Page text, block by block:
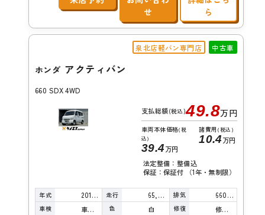
せ
ら
泉北店軽バン専門店 中古車
ホンダ アクティバン
660 SDX 4WD
支払総額(税込)49.8万円
車両本体価格(税
込)
39.4万円
諸費用 (税込)
10.4万円
法定整備：整備込
保証：保証付 （1年・無制限）
年式 2014年 走行 65,000km 排気 660cc
車検 車検整備付 色 白 修復 修復歴無し